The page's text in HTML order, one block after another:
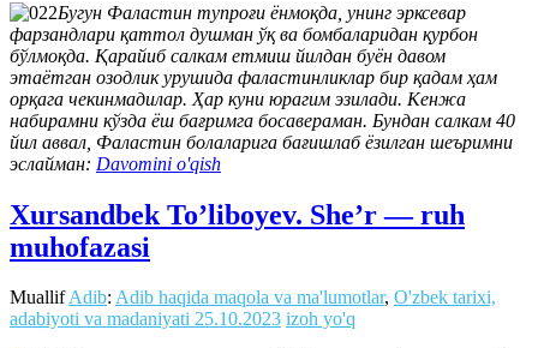
Бугун Фаластин тупроғи ёнмоқда, унинг эрксевар
фарзандлари қаттол душман ўқ ва бомбаларидан қурбон
бўлмоқда. Қарайиб салкам етмиш йилдан буён давом
этаётган озодлик урушида фаластинликлар бир қадам ҳам
орқага чекинмадилар. Ҳар куни юрагим эзилади. Кенжа
набирамни кўзда ёш бағримга босавераман. Бундан салкам 40
йил аввал, Фаластин болаларига бағишлаб ёзилган шеъримни
эслайман: Davomini o'qish
Xursandbek To’liboyev. She’r — ruh
muhofazasi
MuallifAdib: Adib haqida maqola va ma'lumotlar, O'zbek tarixi,
adabiyoti va madaniyati 25.10.2023 izoh yo'q